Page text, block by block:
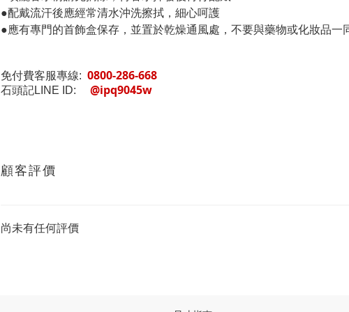
●配戴流汗後應經常清水沖洗擦拭，細心呵護
●應有專門的首飾盒保存，並置於乾燥通風處，不要與藥物或化妝品一
免付費客服專線: 0800-286-668
石頭記LINE ID: @ipq9045w
顧客評價
尚未有任何評價